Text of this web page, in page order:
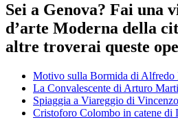
Sei a Genova? Fai una
d’arte Moderna della
altre troverai queste
Motivo sulla Bormida di Alfredo
La Convalescente di Arturo
Spiaggia a Viareggio di
Cristoforo Colombo in catene di